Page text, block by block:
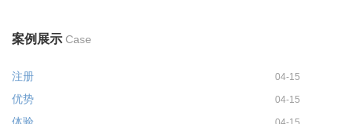
案例展示 Case
注册 04-15
优势 04-15
体验